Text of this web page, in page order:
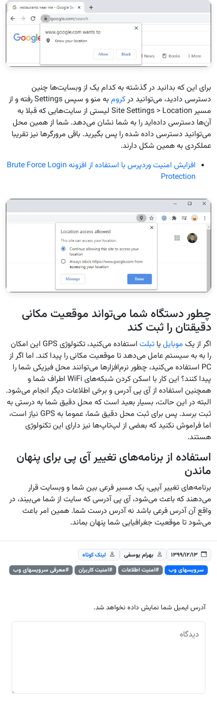
برای این که بدانید در گذشته به کدام یک از وبسایت‌ها چنین
دسترسی دادید، می‌توانید درکروم
به منو و سپس Settings رفته و از
مسیر Site Settings > Location لیستی از سایت‌هایی که قبلا به
آن‌ها دسترسی داده‌اید را به شما نشان می‌دهد. شما از همین محل
می‌توانید دسترسی داده شده را پس بگیرید. باقی مرورگرها نیز تقریبا
عملکردی به همین شکل دارند.
افزایش امنیت وردپرس با استفاده از افزونه Brute Force Login
Protection
چطور دستگاه شما می‌تواند موقعیت مکانی
دقیقتان را ثبت کند
اگر از یک موبایلیا تبلت
استفاده می‌کنید، تکنولوژی GPS این امکان
را به به سیستم عامل می‌دهد تا موقعیت مکانی را پیدا کند. اما اگر از
PC استفاده می‌کنید، چطور نرم‌افزارها می‌توانند محل فیزیکی شما را
پیدا کنند؟ این کار با اسکن کردن شبکه‌های WiFi اطراف شما و
همچنین استفاده از آی پی آدرس و برخی اطلاعات دیگر انجام می‌شود.
البته در این حالت، بسیار بعید است که محل دقیق شما به درستی به
ثبت برسد. پس برای ثبت محل دقیق شما، عموما به GPS نیاز است،
اما فراموش نکنید که بعضی از لپ‌تاپ‌ها نیز دارای این تکنولوژی
هستند.
استفاده از برنامه‌های تغییر آی پی برای پنهان
ماندن
برنامه‌های تغییر آیپی، یک مسیر فرعی بین شما و وبسایت قرار
می‌دهند که باعث می‌شود، آی پی آدرسی که سایت از شما می‌بیند، در
واقع آن آدرس فرعی باشد نه آدرس درست شما. همین امر باعث
می‌شود تا موقعیت جغرافیایی شما پنهان بماند.
۱۳۹۹/۱۲/۱۳ بهرام یوسفی
لینک کوتاه
سرویسهای وب
#امنیت اطلاعات #امنیت کاربران #معرفی سرویسهای وب
آدرس ایمیل شما نمایش داده نخواهد شد.
دیدگاه